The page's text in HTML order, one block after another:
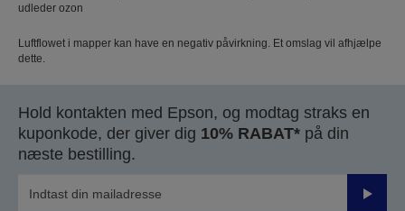
udleder ozon
Luftflowet i mapper kan have en negativ påvirkning. Et omslag vil afhjælpe
dette.
Hold kontakten med Epson, og modtag straks en
kuponkode, der giver dig 10% RABAT* på din
næste bestilling.
Send